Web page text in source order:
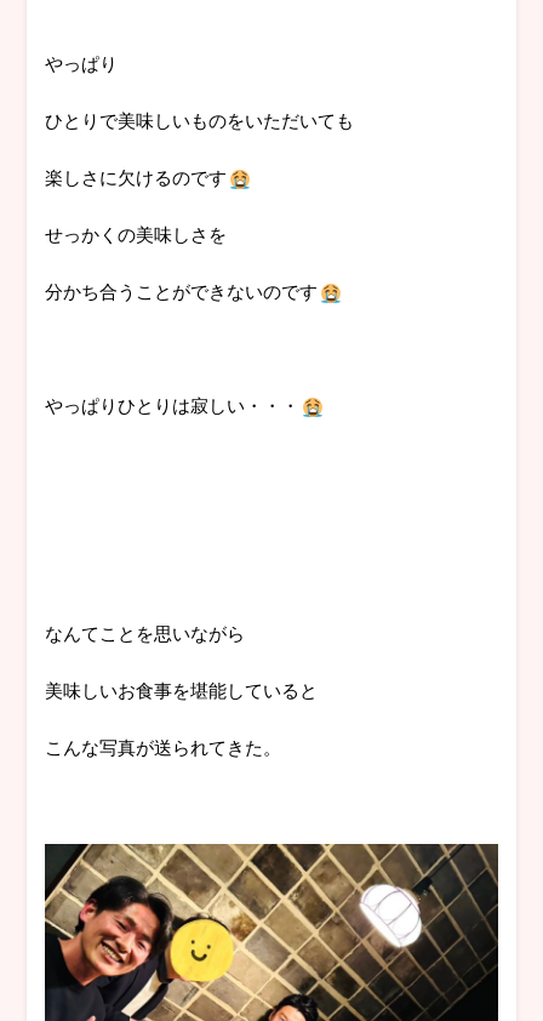
やっぱり
ひとりで美味しいものをいただいても
楽しさに欠けるのです
せっかくの美味しさを
分かち合うことができないのです
やっぱりひとりは寂しい・・・
なんてことを思いながら
美味しいお食事を堪能していると
こんな写真が送られてきた。